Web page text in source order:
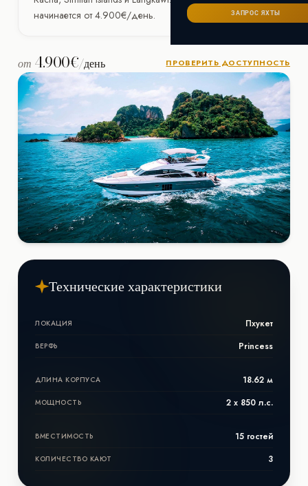
Ибица
ИТАЛИЯ
Сардиния
Хорватия
САНКТ-ПЕТЕРБУРГ
ЗАПРОС ЯХТЫ
начинается от 4.900€/день.
от 4.900€/день ПРОВЕРИТЬ ДОСТУПНОСТЬ
Технические характеристики
ЛОКАЦИЯ Пхукет
ВЕРФЬ Princess
ДЛИНА КОРПУСА 18.62 м
МОЩНОСТЬ 2 x 850 л.с.
ВМЕСТИМОСТЬ 15 гостей
КОЛИЧЕСТВО КАЮТ 3